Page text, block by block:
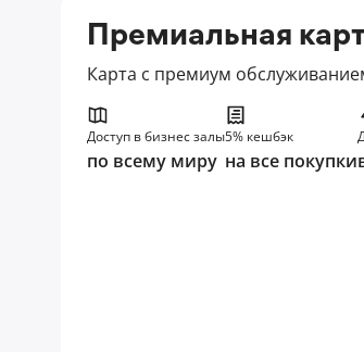
Премиальная
Карта с премиум
Доступ в бизнес залы
по всему миру
5% кешбэк
на все покупки